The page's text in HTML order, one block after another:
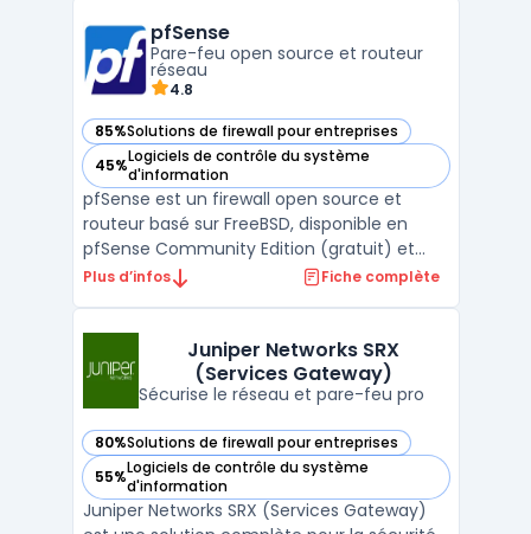
fonctionnalités de pare-feu nouvelle
génération, garantis ...
pfSense
Pare-feu open source et routeur
réseau
4.8
85%Solutions de firewall pour entreprises
— voir pfSense dans cette catégorie
45%Logiciels de contrôle du système
d'information
— voir pfSense dans cette catégorie
pfSense est un firewall open source et
routeur basé sur FreeBSD, disponible en
pfSense Community Edition (gratuit) et
pfSense Plus (avec services et support). La
Pour les organisations cherchant une
consolidation rése ...
Plus d’infos Fiche complète
Juniper Networks SRX
(Services Gateway)
Sécurise le réseau et pare-feu pro
80%Solutions de firewall pour entreprises
— voir Juniper Networks SRX (Services Gateway) dans
55%Logiciels de contrôle du système
d'information
— voir Juniper Networks SRX (Services Gateway) dans
Juniper Networks SRX (Services Gateway)